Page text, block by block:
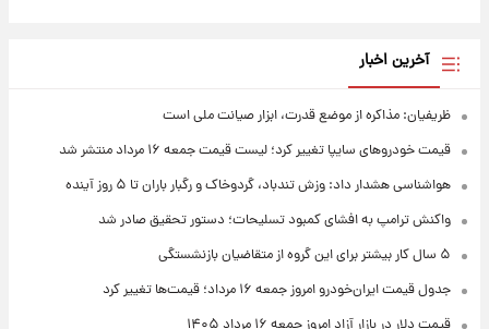
آخرین اخبار
ظریفیان: مذاکره از موضع قدرت، ابزار صیانت ملی است
قیمت خودروهای سایپا تغییر کرد؛ لیست قیمت جمعه ۱۶ مرداد منتشر شد
هواشناسی هشدار داد: وزش تندباد، گردوخاک و رگبار باران تا ۵ روز آینده
واکنش ترامپ به افشای کمبود تسلیحات؛ دستور تحقیق صادر شد
۵ سال کار بیشتر برای این گروه از متقاضیان بازنشستگی
جدول قیمت ایران‌خودرو امروز جمعه ۱۶ مرداد؛ قیمت‌ها تغییر کرد